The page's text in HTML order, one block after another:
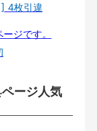
4枚引違
ージ人気